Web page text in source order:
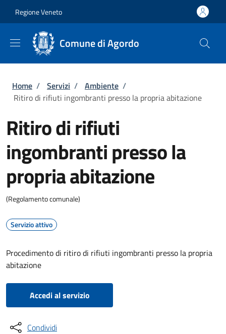
Regione Veneto
Comune di Agordo
Briciole di pane
Home / Servizi / Ambiente /
Ritiro di rifiuti ingombranti presso la propria abitazione
Ritiro di rifiuti
ingombranti presso la
propria abitazione
(Regolamento comunale)
Servizio attivo
Procedimento di ritiro di rifiuti ingombranti presso la propria
abitazione
Accedi al servizio
Condividi